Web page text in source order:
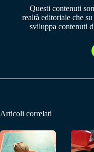
Questi contenuti
realtà editoriale che
sviluppa contenuti
Articoli correlati